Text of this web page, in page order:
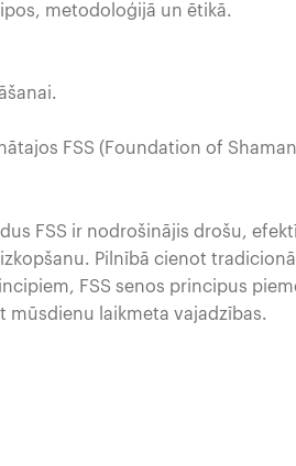
metodoloģijā un ētikā.
FSS (Foundation of
FSS ir nodrošinājis drošu,
Pilnībā cienot
FSS senos principus
laikmeta vajadzības.